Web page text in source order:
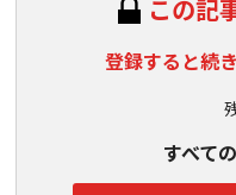
この記
登録すると続
すべて